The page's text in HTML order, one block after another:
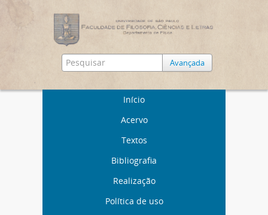
Avançada
Início
Acervo
Textos
Bibliografia
Realização
Política de uso